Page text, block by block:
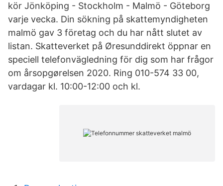
kör Jönköping - Stockholm - Malmö - Göteborg
varje vecka. Din sökning på skattemyndigheten
malmö gav 3 företag och du har nått slutet av
listan. Skatteverket på Øresunddirekt öppnar en
speciell telefonvägledning för dig som har frågor
om årsopgørelsen 2020. Ring 010-574 33 00,
vardagar kl. 10:00-12:00 och kl.